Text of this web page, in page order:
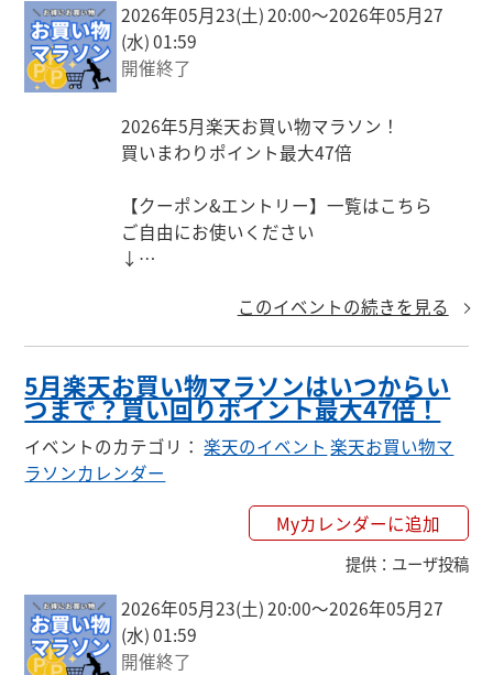
2026年05月23(土) 20:00〜2026年05月27
(水) 01:59
開催終了
2026年5月楽天お買い物マラソン！
買いまわりポイント最大47倍
【クーポン&エントリー】一覧はこちら
ご自由にお使いください
↓
このイベントの続きを見る
5月楽天お買い物マラソンはいつからい
つまで？買い回りポイント最大47倍！
イベントのカテゴリ ： 楽天のイベント 楽天お買い物マ
ラソンカレンダー
Myカレンダーに追加
提供： ユーザ投稿
2026年05月23(土) 20:00〜2026年05月27
(水) 01:59
開催終了